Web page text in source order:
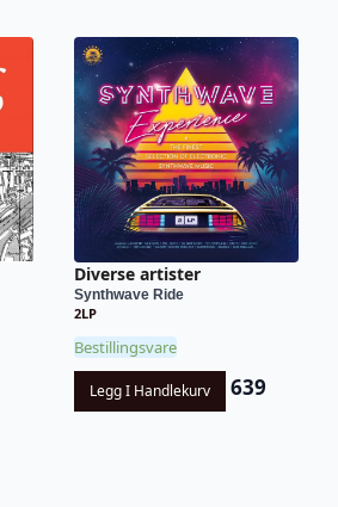
Diverse artister
Synthwave Ride
2LP
Bestillingsvare
Legg I Handlekurv 639